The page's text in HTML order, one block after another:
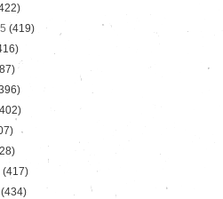
(419)
(417)
(434)